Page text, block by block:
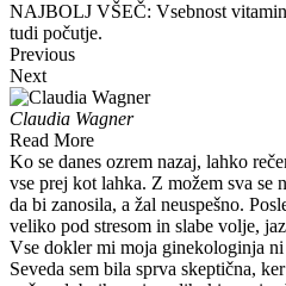
NAJBOLJ VŠEČ: Vsebnost
tudi počutje.
Previous
Next
Claudia Wagner
Read More
Ko se danes ozrem nazaj, lahko
vse prej kot lahka. Z možem sva se
da bi zanosila, a žal neuspešno.
veliko pod stresom in slabe volje,
Vse dokler mi moja ginekologinja
Seveda sem bila sprva skeptična,